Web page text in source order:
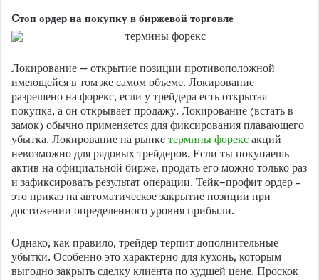
Cтоп ордер на покупку в биржевой торговле
Локирование — открытие позиции противоположной
имеющейся в том же самом объеме. Локирование
разрешено на форекс, если у трейдера есть открытая
покупка, а он открывает продажу. Локирование (встать в
замок) обычно применяется для фиксирования плавающего
убытка. Локирование на рынке термины форекс акций
невозможно для рядовых трейдеров. Если ты покупаешь
актив на официальной бирже, продать его можно только раз
и зафиксировать результат операции. Тейк-профит ордер –
это приказ на автоматическое закрытие позиции при
достижении определенного уровня прибыли.
Однако, как правило, трейдер терпит дополнительные
убытки. Особенно это характерно для кухонь, которым
выгодно закрыть сделку клиента по худшей цене. Проскок